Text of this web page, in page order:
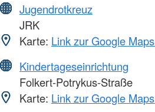
Jugendrotkreuz
JRK
Karte: Link zur Google
Kindertageseinrichtung
Folkert-Potrykus-Straße
Karte: Link zur Google